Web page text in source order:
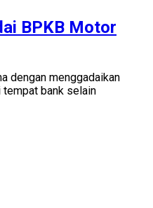
BPKB Motor
dengan menggadaikan
tempat bank selain